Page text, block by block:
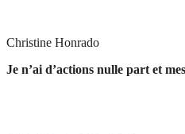
Christine Honrado
Je n’ai d’actions nulle part et